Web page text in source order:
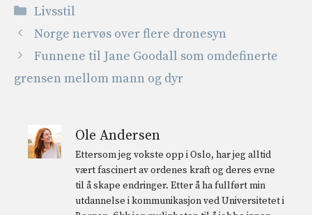
Kategorier
Livsstil
Norge nervøs over flere dronesyn
Funnene til Jane Goodall som omdefinerte
grensen mellom mann og dyr
Ole Andersen
Ettersom jeg vokste opp i Oslo, har jeg alltid
vært fascinert av ordenes kraft og deres evne
til å skape endringer. Etter å ha fullført min
utdannelse i kommunikasjon ved Universitetet i